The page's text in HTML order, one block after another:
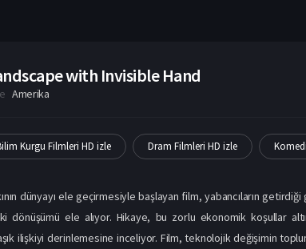
with Invisible Hand
Amerika
Kurgu Filmleri HD izle Dram Filmleri HD izle
dünyayı ele geçirmesiyle başlayan film, yabancıların
dönüşümü ele alıyor. Hikaye, bu zorlu ekonomik koşullar
ilişkiyi derinlemesine inceliyor. Film, teknolojik değişimin